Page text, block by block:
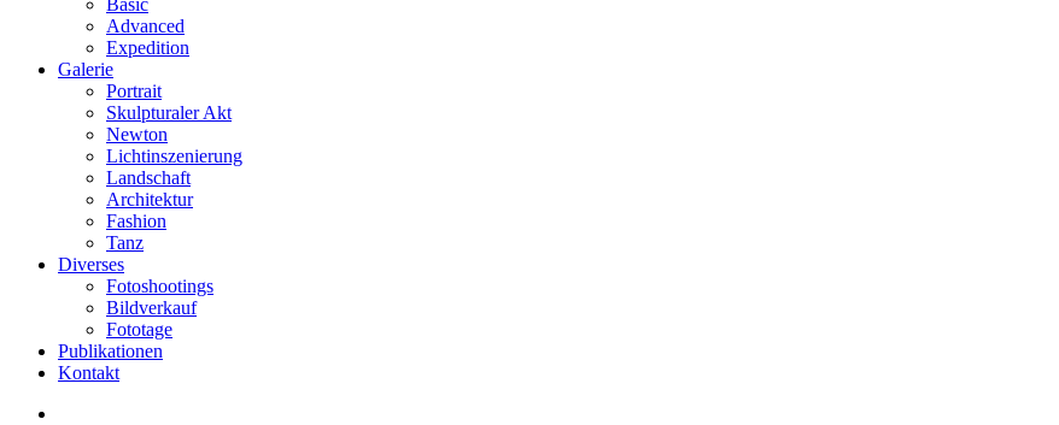
Basic
Advanced
Expedition
Galerie
Portrait
Skulpturaler Akt
Newton
Lichtinszenierung
Landschaft
Architektur
Fashion
Tanz
Diverses
Fotoshootings
Bildverkauf
Fototage
Publikationen
Kontakt